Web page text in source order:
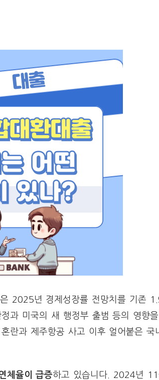
2025년 경제성장률 전망치를 기존
과 미국의 새 행정부 출범 등의 영향
란과 제주항공 사고 이후 얼어붙은 국
체율이 급증하고 있습니다. 2024년